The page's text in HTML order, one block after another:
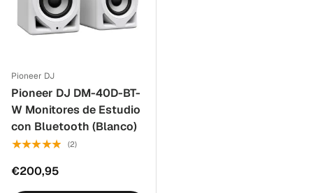
Pioneer DJ
Pioneer DJ DM-40D-BT-
W Monitores de Estudio
con Bluetooth (Blanco)
★★★★★ (2)
€200,95